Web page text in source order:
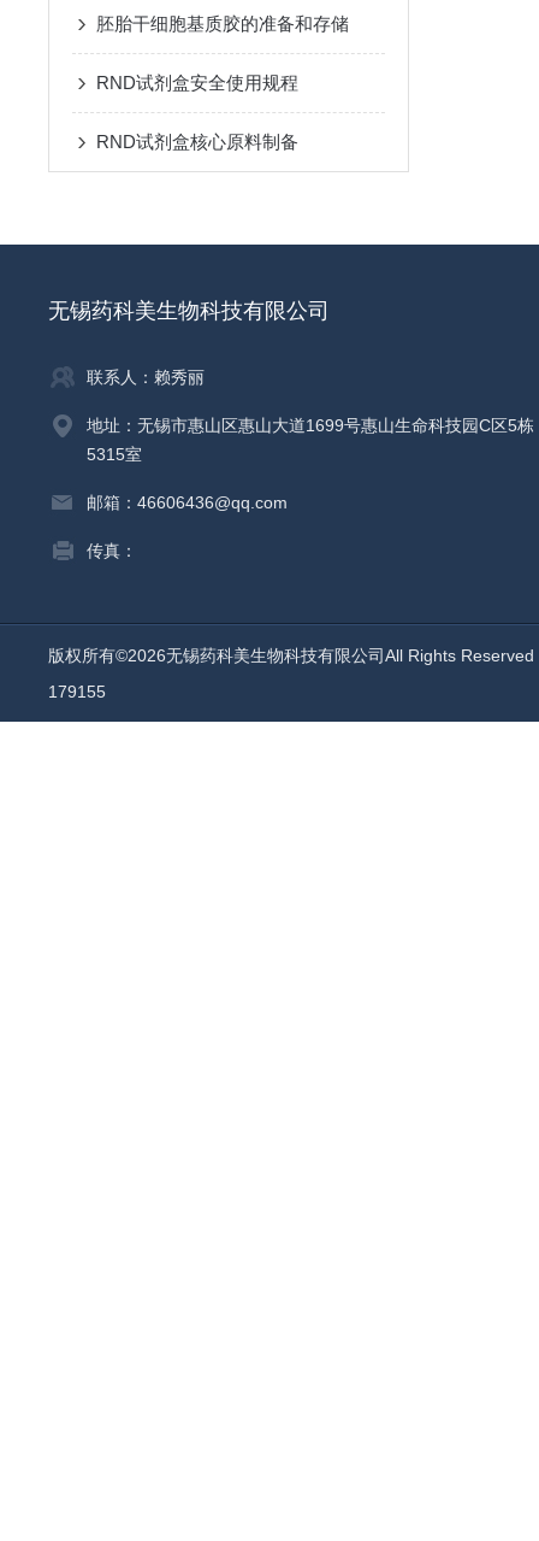
胚胎干细胞基质胶的准备和存储
RND试剂盒安全使用规程
RND试剂盒核心原料制备
无锡药科美生物科技有限公司
联系人：赖秀丽
地址：无锡市惠山区惠山大道1699号惠山生命科技园C区5栋
5315室
邮箱：46606436@qq.com
传真：
版权所有©2026无锡药科美生物科技有限公司All Rights
179155